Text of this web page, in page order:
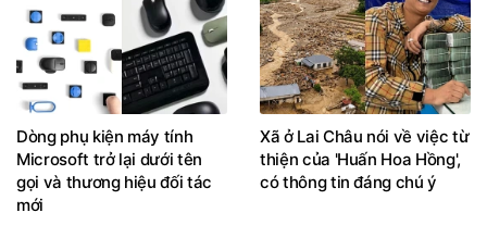
Dòng phụ kiện máy tính
Microsoft trở lại dưới tên
gọi và thương hiệu đối tác
mới
Xã ở Lai Châu nói về việc từ
thiện của 'Huấn Hoa Hồng',
có thông tin đáng chú ý